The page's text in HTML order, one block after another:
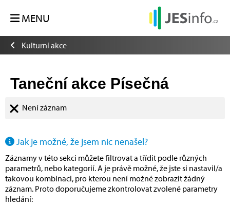
MENU
Kulturní akce
Taneční akce Písečná
Není záznam
Jak je možné, že jsem nic nenašel?
Záznamy v této sekci můžete filtrovat a třídit podle různých
parametrů, nebo kategorií. A je právě možné, že jste si nastavil/a
takovou kombinaci, pro kterou není možné zobrazit žádný
záznam. Proto doporučujeme zkontrolovat zvolené parametry
hledání: